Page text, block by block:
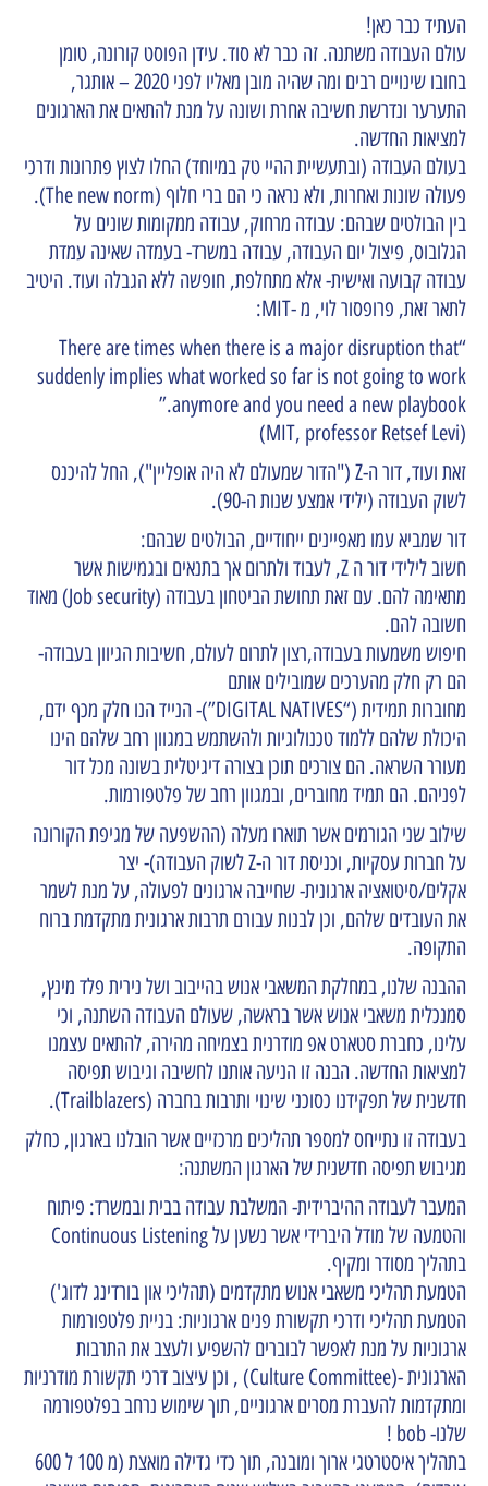
העתיד כבר כאן!
עולם העבודה משתנה. זה כבר לא סוד. עידן הפוסט קורונה, טומן
בחובו שינויים רבים ומה שהיה מובן מאליו לפני 2020 – אותגר,
התערער ונדרשת חשיבה אחרת ושונה על מנת להתאים את הארגונים
למציאות החדשה.
בעולם העבודה (ובתעשיית ההיי טק במיוחד) החלו לצוץ פתרונות ודרכי
פעולה שונות ואחרות, ולא נראה כי הם ברי חלוף (The new norm).
בין הבולטים שבהם: עבודה מרחוק, עבודה ממקומות שונים על
הגלובוס, פיצול יום העבודה, עבודה במשרד- בעמדה שאינה עמדת
עבודה קבועה ואישית- אלא מתחלפת, חופשה ללא הגבלה ועוד. היטיב
לתאר זאת, פרופסור לוי, מ -MIT:
“There are times when there is a major disruption that
suddenly implies what worked so far is not going to work
anymore and you need a new playbook.”
(MIT, professor Retsef Levi)
זאת ועוד, דור ה-Z ("הדור שמעולם לא היה אופליין"), החל להיכנס
לשוק העבודה (ילידי אמצע שנות ה-90).
דור שמביא עמו מאפיינים ייחודיים, הבולטים שבהם:
חשוב לילידי דור ה Z, לעבוד ולתרום אך בתנאים ובגמישות אשר
מתאימה להם. עם זאת תחושת הביטחון בעבודה (Job security) מאוד
חשובה להם.
חיפוש משמעות בעבודה,רצון לתרום לעולם, חשיבות הגיוון בעבודה-
הם רק חלק מהערכים שמובילים אותם
מחוברות תמידית (​“DIG­I­TAL NATIVES”)- הנייד הנו חלק מכף ידם,
היכולת שלהם ללמוד טכנולוגיות ולהשתמש במגוון רחב שלהם הינו
מעורר השראה. הם צורכים תוכן בצורה דיגיטלית בשונה מכל דור
לפניהם. הם תמיד מחוברים, ובמגוון רחב של פלטפורמות.
שילוב שני הגורמים אשר תוארו מעלה (ההשפעה של מגיפת הקורונה
על חברות עסקיות, וכניסת דור ה-Z לשוק העבודה)- יצר
אקלים/סיטואציה ארגונית- שחייבה ארגונים לפעולה, על מנת לשמר
את העובדים שלהם, וכן לבנות עבורם תרבות ארגונית מתקדמת ברוח
התקופה.
ההבנה שלנו, במחלקת המשאבי אנוש בהייבוב ושל נירית פלד מינץ,
סמנכלית משאבי אנוש אשר בראשה, שעולם העבודה השתנה, וכי
עלינו, כחברת סטארט אפ מודרנית בצמיחה מהירה, להתאים עצמנו
למציאות החדשה. הבנה זו הניעה אותנו לחשיבה וגיבוש תפיסה
חדשנית של תפקידנו כסוכני שינוי ותרבות בחברה (Trailblazers).
בעבודה זו נתייחס למספר תהליכים מרכזיים אשר הובלנו בארגון, כחלק
מגיבוש תפיסה חדשנית של הארגון המשתנה:
המעבר לעבודה ההיברידית- המשלבת עבודה בבית ובמשרד: פיתוח
והטמעה של מודל היברידי אשר נשען על Continuous Listening
בתהליך מסודר ומקיף.
הטמעת תהליכי משאבי אנוש מתקדמים (תהליכי און בורדינג לדוג')
הטמעת תהליכי ודרכי תקשורת פנים ארגוניות: בניית פלטפורמות
ארגוניות על מנת לאפשר לבוברים להשפיע ולעצב את התרבות
הארגונית -(Culture Committee) , וכן עיצוב דרכי תקשורת מודרניות
ומתקדמות להעברת מסרים ארגוניים, תוך שימוש נרחב בפלטפורמה
שלנו- bob !
בתהליך איסטרטגי ארוך ומובנה, תוך כדי גדילה מואצת (מ 100 ל 600